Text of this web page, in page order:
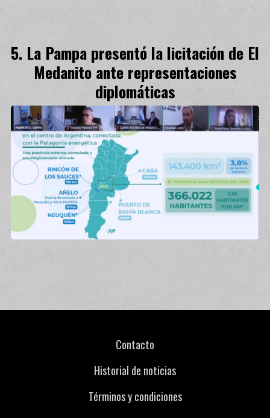
La Pampa presentó la licitación de El
Medanito ante representaciones
diplomáticas
Contacto
Historial de noticias
Términos y condiciones